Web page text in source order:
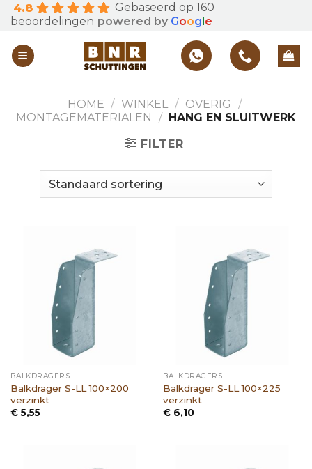
Skip
to
content
4.8
Gebaseerd op 160
beoordelingen powered by Goog e
HOME / WINKEL / OVERIG
/
MONTAGEMATERIALEN
/ HANG EN SLUITWERK
FILTER
BALKDRAGERS
Balkdrager S-LL 100×200
verzinkt
€5,55
BALKDRAGERS
Balkdrager S-LL 100×225
verzinkt
€6,10